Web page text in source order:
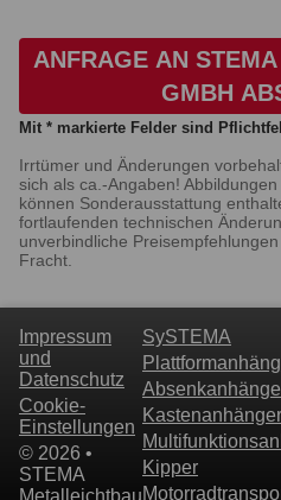
ANFRAGE AN
GMBH
Mit * markierte Felder sind
Irrtümer und Änderungen
sich als ca.-Angaben!
können Sonderausstattung
fortlaufenden technischen
unverbindliche
Fracht.
Impressum
und
Datenschutz
Cookie-
Einstellungen
© 2026 •
STEMA
Metalleichtbau
SySTEMA
Kastenanhänger
Kipper